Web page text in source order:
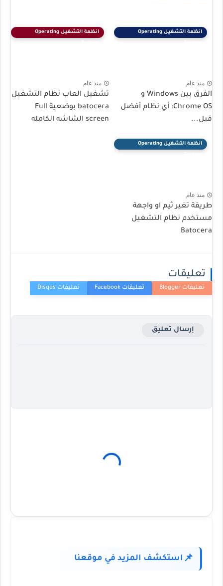
انظمة التشغيل Operating
منذ عام
الفرق بين Windows و
Chrome OS: أي نظام أفضل
قبل...
انظمة التشغيل Operating
منذ عام
تشغيل العاب نظام التشغيل
batocera بوضعية Full
screen الشاشه الكامله
انظمة التشغيل Operating
منذ عام
طريقة تغير ثيم او واجهة
مستخدم نظام التشغيل
Batocera
تعليقات
إرسال تعليق
📌 استكشف المزيد في موقعنا